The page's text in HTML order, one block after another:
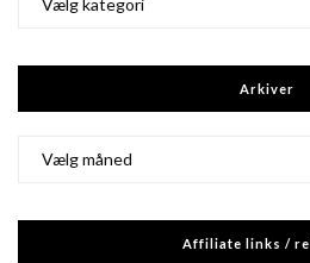
Arkiver
Affiliate links /